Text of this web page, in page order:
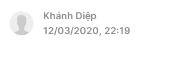
Quy hoạch hạ tầng
Khánh Diệp
12/03/2020, 22:19